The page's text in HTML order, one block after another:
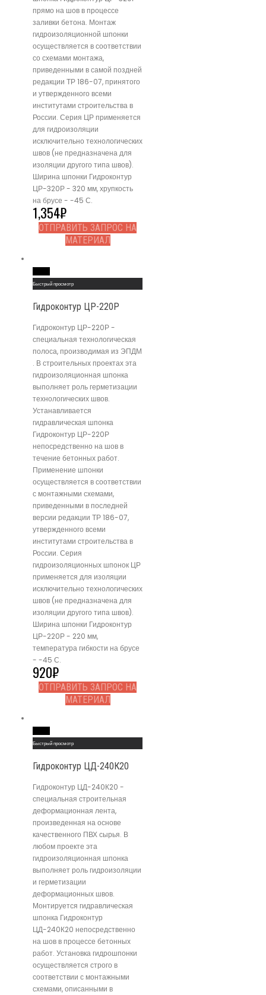
прямо на шов в процессе
заливки бетона. Монтаж
гидроизоляционной шпонки
осуществляется в соответствии
со схемами монтажа,
приведенными в самой поздней
редакции ТР 186-07, принятого
и утвержденного всеми
институтами строительства в
России. Серия ЦР применяется
для гидроизоляции
исключительно технологических
швов (не предназначена для
изоляции другого типа швов).
Ширина шпонки Гидроконтур
ЦР-320Р - 320 мм, хрупкость
на брусе - -45 С.
1,354₽
ОТПРАВИТЬ ЗАПРОС НА
МАТЕРИАЛ
Быстрый просмотр
Гидроконтур ЦР-220Р
Гидроконтур ЦР-220Р -
специальная технологическая
полоса, производимая из ЭПДМ
. В строительных проектах эта
гидроизоляционная шпонка
выполняет роль герметизации
технологических швов.
Устанавливается
гидравлическая шпонка
Гидроконтур ЦР-220Р
непосредственно на шов в
течение бетонных работ.
Применение шпонки
осуществляется в соответствии
с монтажными схемами,
приведенными в последней
версии редакции ТР 186-07,
утвержденного всеми
институтами строительства в
России. Серия
гидроизоляционных шпонок ЦР
применяется для изоляции
исключительно технологических
швов (не предназначена для
изоляции другого типа швов).
Ширина шпонки Гидроконтур
ЦР-220Р - 220 мм,
температура гибкости на брусе
- -45 С.
920₽
ОТПРАВИТЬ ЗАПРОС НА
МАТЕРИАЛ
Быстрый просмотр
Гидроконтур ЦД-240К20
Гидроконтур ЦД-240К20 -
специальная строительная
деформационная лента,
произведенная на основе
качественного ПВХ сырья. В
любом проекте эта
гидроизоляционная шпонка
выполняет роль гидроизоляции
и герметизации
деформационных швов.
Монтируется гидравлическая
шпонка Гидроконтур
ЦД-240К20 непосредственно
на шов в процессе бетонных
работ. Установка гидрошпонки
осуществляется строго в
соответствии с монтажными
схемами, описанными в